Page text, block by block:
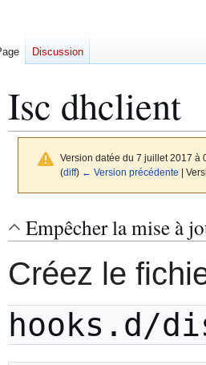
Isc dhclient
Version datée du 7 juillet 2017 à
(diff) ← Version précédente |
à
navigation
à
recherche
Empêcher la mise à
Créez le
hooks.d/
Discussion